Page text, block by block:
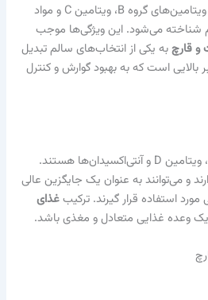
ذرت به عنوان یک غله غنی از ویتامین‌های گروه B، ویتامین C و مواد
شناخته می‌شود. این ویژگی‌ها موجب
و قارچبه یکی از انتخاب‌های سالم تبدیل
است که به بهبود گوارش و کنترل
قارچ‌ها منبعی غنی از پروتئین، ویتامین D و آنتی‌اکسیدان‌ها هستند.
و می‌توانند به عنوان یک جایگزین عالی
استفاده قرار گیرند. ترکیبغذای
یک وعده غذایی متعادل و مغذی باشد.